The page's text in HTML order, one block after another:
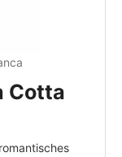
Cotta